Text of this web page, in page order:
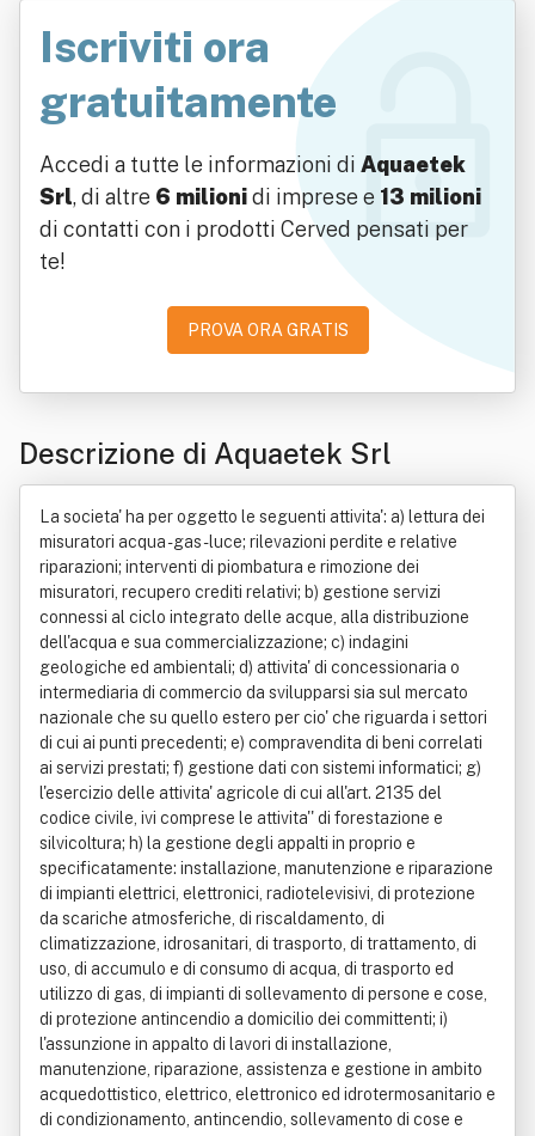
Iscriviti ora
gratuitamente
Accedi a tutte le informazioni di Aquaetek
Srl, di altre 6 milionidi imprese e 13 milioni
di contatti con i prodotti Cerved pensati per
te!
PROVA ORA GRATIS
Descrizione di Aquaetek Srl
La societa' ha per oggetto le seguenti attivita': a) lettura dei
misuratori acqua -gas - luce; rilevazioni perdite e relative
riparazioni; interventi di piombatura e rimozione dei
misuratori, recupero crediti relativi; b) gestione servizi
connessi al ciclo integrato delle acque, alla distribuzione
dell'acqua e sua commercializzazione; c) indagini
geologiche ed ambientali; d) attivita' di concessionaria o
intermediaria di commercio da svilupparsi sia sul mercato
nazionale che su quello estero per cio' che riguarda i settori
di cui ai punti precedenti; e) compravendita di beni correlati
ai servizi prestati; f) gestione dati con sistemi informatici; g)
l'esercizio delle attivita' agricole di cui all'art. 2135 del
codice civile, ivi comprese le attivita'' di forestazione e
silvicoltura; h) la gestione degli appalti in proprio e
specificatamente: installazione, manutenzione e riparazione
di impianti elettrici, elettronici, radiotelevisivi, di protezione
da scariche atmosferiche, di riscaldamento, di
climatizzazione, idrosanitari, di trasporto, di trattamento, di
uso, di accumulo e di consumo di acqua, di trasporto ed
utilizzo di gas, di impianti di sollevamento di persone e cose,
di protezione antincendio a domicilio dei committenti; i)
l'assunzione in appalto di lavori di installazione,
manutenzione, riparazione, assistenza e gestione in ambito
acquedottistico, elettrico, elettronico ed idrotermosanitario e
di condizionamento, antincendio, sollevamento di cose e